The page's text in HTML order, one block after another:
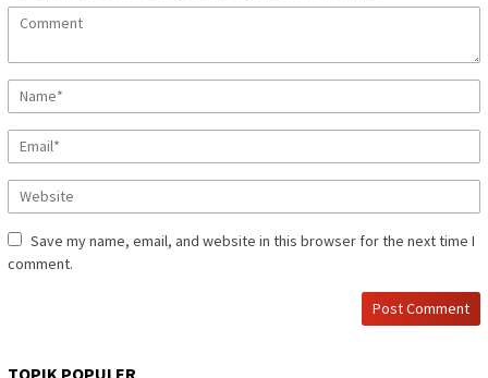
Save my name, email, and website in this browser for the next time I
comment.
TOPIK POPULER